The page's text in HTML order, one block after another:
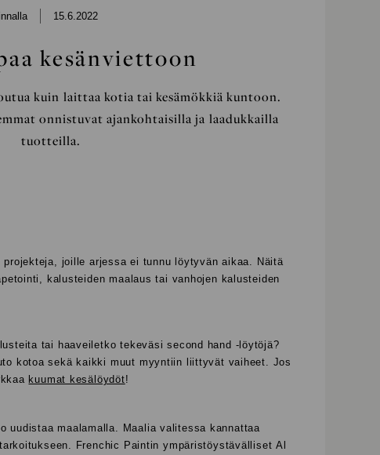
15.6.2022
kesänviettoon
kuin laittaa kotia tai kesämökkiä kuntoon.
onnistuvat ajankohtaisilla ja laadukkailla
tuotteilla.
joille arjessa ei tunnu löytyvän aikaa. Näitä
kalusteiden maalaus tai vanhojen kalusteiden
tai haaveiletko tekeväsi second hand -löytöjä?
kotoa sekä kaikki muut myyntiin liittyvät vaiheet. Jos
kuumat kesälöydöt!
uudistaa maalamalla. Maalia valitessa kannattaa
Frenchic Paintin ympäristöystävälliset Al